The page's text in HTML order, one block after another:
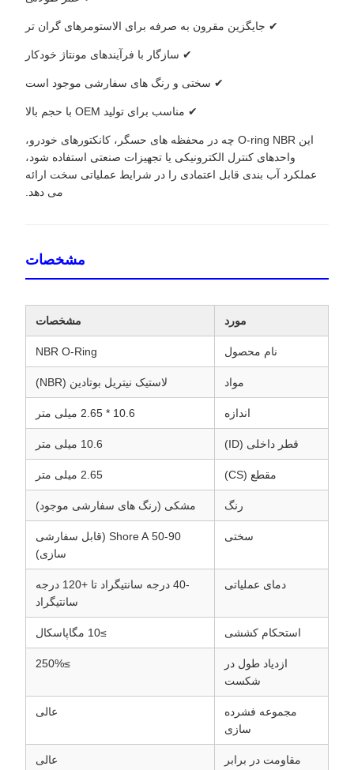
✔ جایگزین مقرون به صرفه برای الاستومرهای گران تر
✔ سازگار با فرآیندهای مونتاژ خودکار
✔ سختی و رنگ های سفارشی موجود است
✔ مناسب برای تولید OEM با حجم بالا
این O-ring NBR چه در محفظه های حسگر، کانکتورهای خودرو،
واحدهای کنترل الکترونیکی یا تجهیزات صنعتی استفاده شود،
عملکرد آب بندی قابل اعتمادی را در شرایط عملیاتی سخت ارائه
می دهد.
مشخصات
مورد مشخصات
نام محصول NBR O-Ring
مواد لاستیک نیتریل بوتادین (NBR)
اندازه 10.6 * 2.65 میلی متر
قطر داخلی (ID) 10.6 میلی متر
مقطع (CS) 2.65 میلی متر
رنگ مشکی (رنگ های سفارشی موجود)
سختی
50-90 Shore A (قابل سفارشی
سازی)
دمای عملیاتی
-40 درجه سانتیگراد تا +120 درجه
سانتیگراد
استحکام کششی ≥10 مگاپاسکال
ازدیاد طول در
شکست
≥250%
مجموعه فشرده
سازی
عالی
مقاومت در برابر
عالی